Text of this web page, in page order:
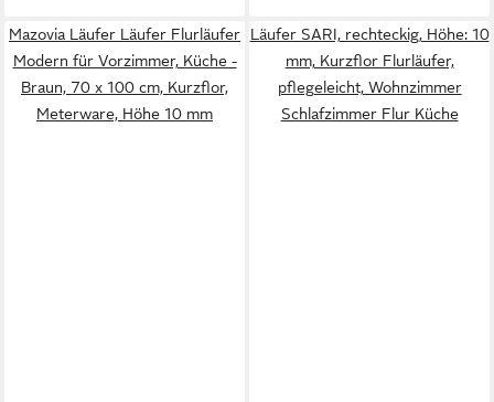
Mazovia Läufer Läufer Flurläufer
Modern für Vorzimmer, Küche -
Braun, 70 x 100 cm, Kurzflor,
Meterware, Höhe 10 mm
Läufer SARI, rechteckig, Höhe: 10
mm, Kurzflor Flurläufer,
pflegeleicht, Wohnzimmer
Schlafzimmer Flur Küche